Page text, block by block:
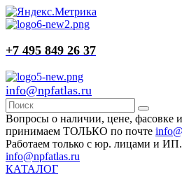
+7 495 849 26 37
info@npfatlas.ru
Вопросы о наличии, цене, фасовке
принимаем ТОЛЬКО по почте
Работаем только с юр. лицами и ИП.
info@npfatlas.ru
КАТАЛОГ